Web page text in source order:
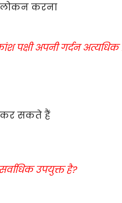
करना
पक्षी अपनी गर्दन
कर सकते हैं
उपयुक्त है?